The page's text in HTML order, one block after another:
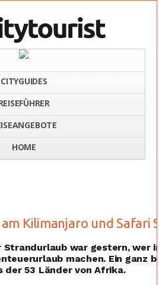
CITYGUIDES
HOME
Kilimanjaro und Safari
Strandurlaub war gestern, wer
machen. Ein ganz
der 53 Länder von Afrika.